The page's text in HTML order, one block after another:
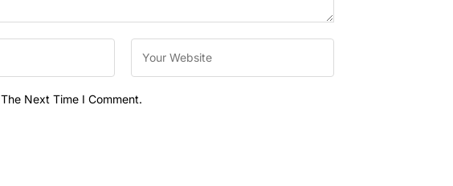
Next Time I Comment.